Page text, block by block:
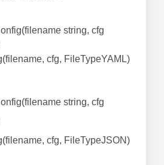
string, cfg
cfg, FileTypeYAML)
string, cfg
cfg, FileTypeJSON)